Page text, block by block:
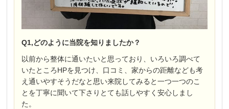
Q1,どのように当院を知りましたか？
以前から整体に通いたいと思っており、いろいろ調べて
いたところHPを見つけ、口コミ、家からの距離なども考
え通いやすそうだなと思い来院してみると一つ一つのこ
とを丁寧に聞いて下さりとても話しやすく安心しまし
た。